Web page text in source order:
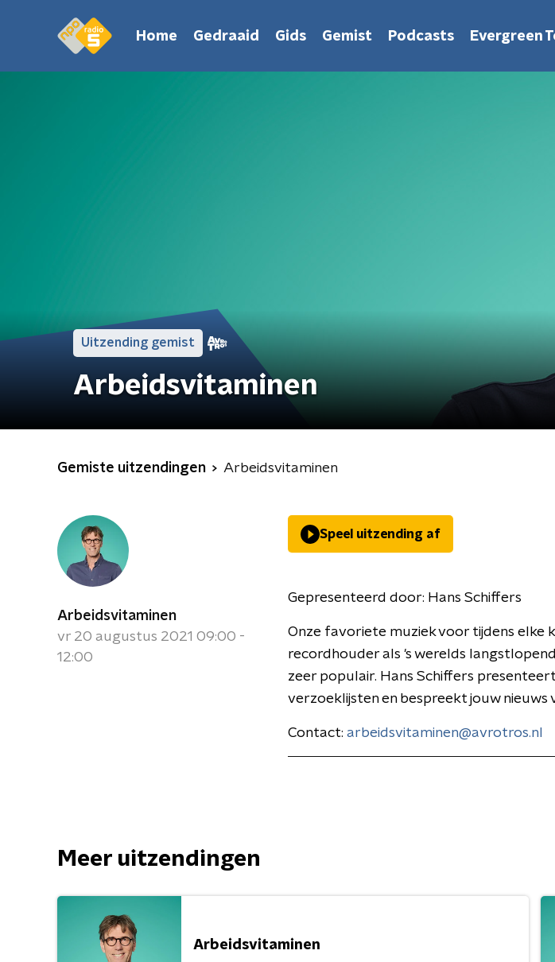
Home Gedraaid Gids Gemist Podcasts Evergreen
Uitzending gemist
Arbeidsvitaminen
Gemiste uitzendingen Arbeidsvitaminen
Arbeidsvitaminen
vr 20 augustus 2021 09:00 -
12:00
Speel uitzending af
Gepresenteerd door: Hans Schiffers
Onze favoriete muziek voor tijdens elke
recordhouder als 's werelds
zeer populair. Hans Schiffers
verzoeklijsten en bespreekt jouw nieuws
Contact: arbeidsvitaminen@avrotros.nl
Meer uitzendingen
Arbeidsvitaminen